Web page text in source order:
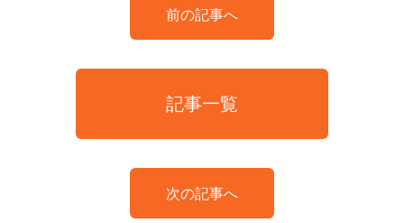
前の記事へ
記事一覧
次の記事へ